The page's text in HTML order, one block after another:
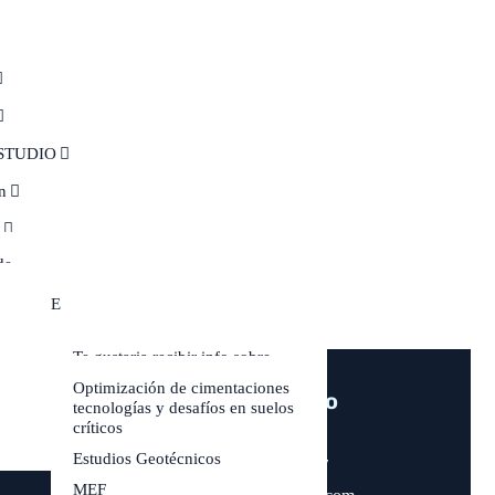
y
Te gustaria recibir info sobre
Inscripción al curso Plaxis3D
Optimización de cimentaciones
tecnologías y desafíos en suelos
críticos
Estudios Geotécnicos
MEF
CYPE
Datos de Contacto
+57 607 681 3817